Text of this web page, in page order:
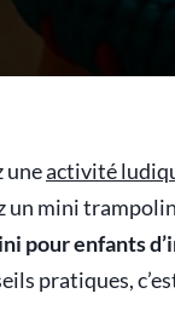
uneactivité
un mini
pour enfants
pratiques,